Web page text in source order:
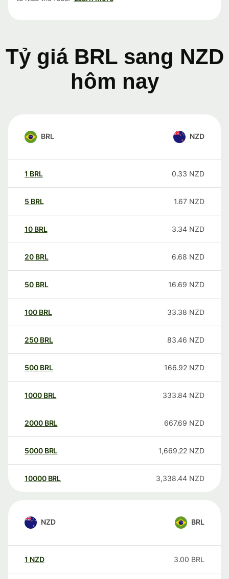
Tỷ giá BRL sang NZD
hôm nay
BRL NZD
1 BRL 0.33 NZD
5 BRL 1.67 NZD
10 BRL 3.34 NZD
20 BRL 6.68 NZD
50 BRL 16.69 NZD
100 BRL 33.38 NZD
250 BRL 83.46 NZD
500 BRL 166.92 NZD
1000 BRL 333.84 NZD
2000 BRL 667.69 NZD
5000 BRL 1,669.22 NZD
10000 BRL 3,338.44 NZD
NZD BRL
1 NZD 3.00 BRL